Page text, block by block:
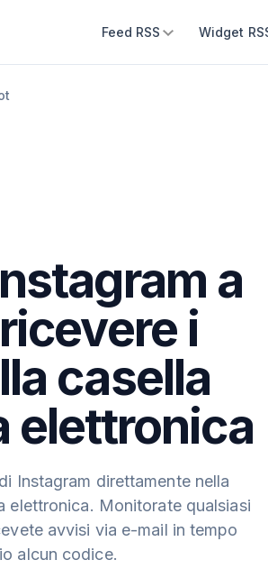
Feed RSS Widget
a
i
casella
elettronica
Instagram direttamente nella
elettronica. Monitorate qualsiasi
avvisi via e-mail in tempo
alcun codice.